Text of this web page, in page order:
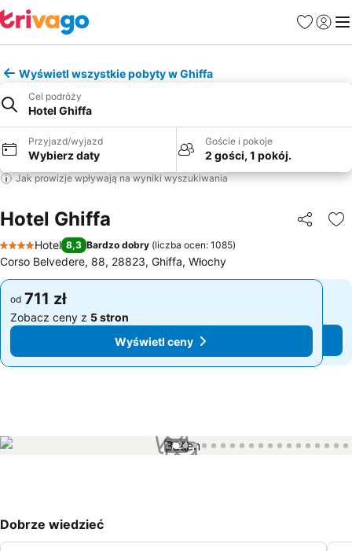
Ulubione
Wyświetl wszystkie pobyty w Ghiffa
Cel podróży
Hotel Ghiffa
Przyjazd/wyjazd
Wybierz daty
Goście i pokoje
2 gości, 1 pokój.
Jak prowizje wpływają na wyniki wyszukiwania
Hotel Ghiffa
4 Kategoria
Hotel 8,3 Bardzo dobry (liczba ocen: 1085)
Corso Belvedere, 88, 28823, Ghiffa, Włochy
od 711 zł
Zobacz ceny z 5 stron
Wyświetl ceny
od 711 zł
Zobacz ceny z 5 stron
Wyświetl ceny
1 / 24
Dobrze wiedzieć